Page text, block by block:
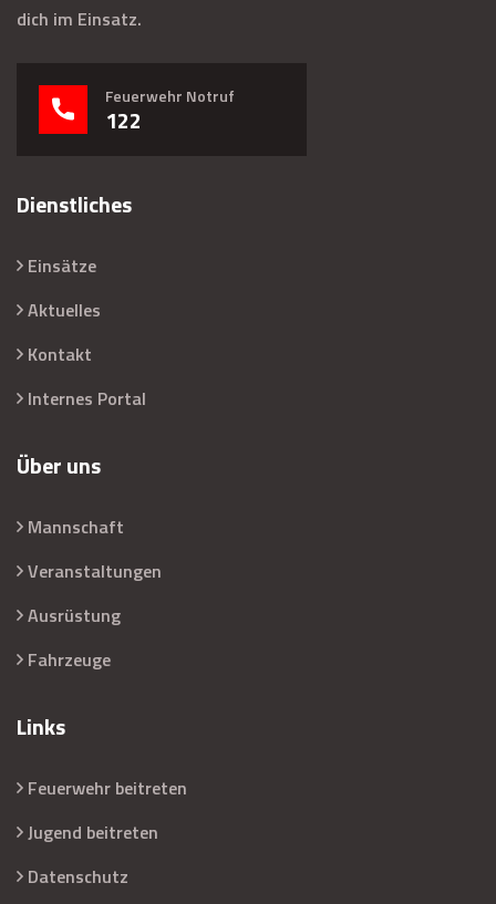
dich im Einsatz.
Feuerwehr Notruf
122
Dienstliches
Einsätze
Aktuelles
Kontakt
Internes Portal
Über uns
Mannschaft
Veranstaltungen
Ausrüstung
Fahrzeuge
Links
Feuerwehr beitreten
Jugend beitreten
Datenschutz